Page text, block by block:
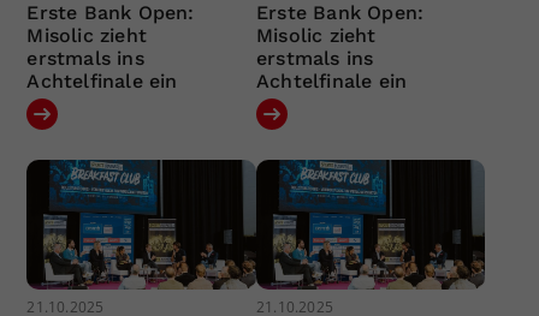
Erste Bank Open:
Misolic zieht
erstmals ins
Achtelfinale ein
Erste Bank Open:
Misolic zieht
erstmals ins
Achtelfinale ein
21.10.2025 21.10.2025